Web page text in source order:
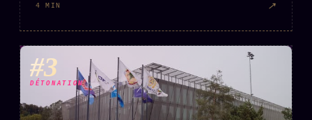
4 MIN ↗
#3
DÉTONATION